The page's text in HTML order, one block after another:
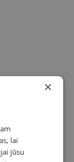
×
lai
jūsu